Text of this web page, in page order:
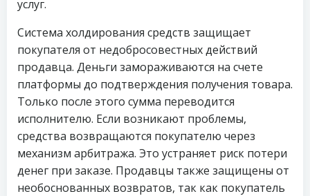
услуг.
Система холдирования средств защищает
покупателя от недобросовестных действий
продавца. Деньги замораживаются на счете
платформы до подтверждения получения товара.
Только после этого сумма переводится
исполнителю. Если возникают проблемы,
средства возвращаются покупателю через
механизм арбитража. Это устраняет риск потери
денег при заказе. Продавцы также защищены от
необоснованных возвратов, так как покупатель